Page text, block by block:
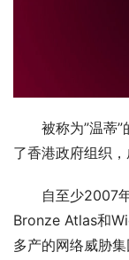
被称为”温蒂
了香港政府组织，
自至少2007
Bronze Atlas和
多产的网络威胁